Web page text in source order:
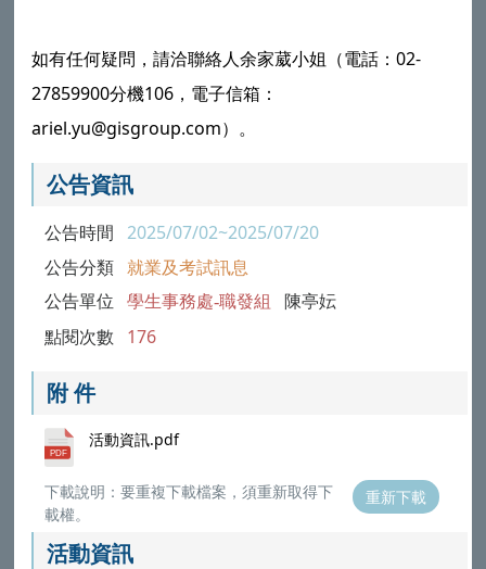
如有任何疑問，請洽聯絡人余家葳小姐（電話：02-
27859900分機106，電子信箱：
ariel.yu@gisgroup.com）。
公告資訊
公告時間 2025/07/02~2025/07/20
公告分類 就業及考試訊息
公告單位 學生事務處-職發組 陳亭妘
點閱次數 176
附 件
活動資訊.pdf
下載說明：要重複下載檔案，須重新取得下
載權。
重新下載
活動資訊